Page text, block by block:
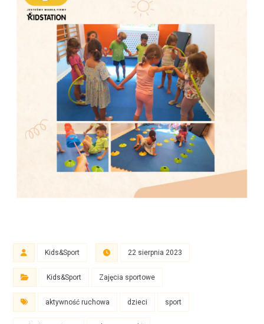
Kids&Sport 22 sierpnia 2023
Kids&Sport Zajęcia sportowe
aktywność ruchowa dzieci sport